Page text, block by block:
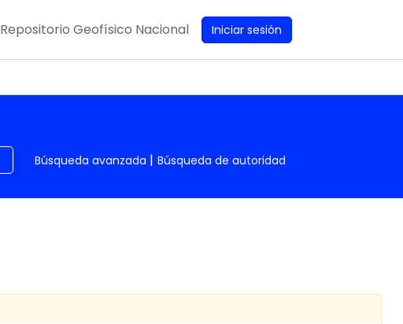
Repositorio Geofísico Nacional Iniciar sesión
Búsqueda avanzada Búsqueda de autoridad